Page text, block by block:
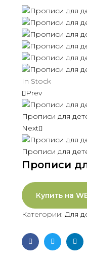
In Stock
Prev
Прописи для
Next
Прописи для
Прописи
Купить на
Категории: Для
FacebookTwitter